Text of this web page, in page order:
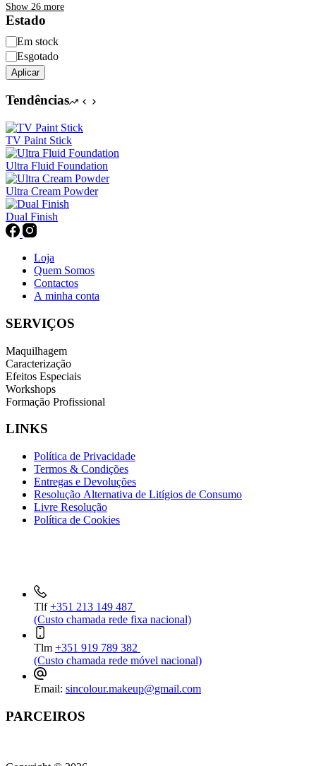
Show 26 more
Estado
Disponibilidade
Em stock
Esgotado
Aplicar
Tendências
TV Paint Stick
Ultra Fluid Foundation
Ultra Cream Powder
Dual Finish
Loja
Quem Somos
Contactos
A minha conta
SERVIÇOS
Maquilhagem
Caracterização
Efeitos Especiais
Workshops
Formação Profissional
LINKS
Política de Privacidade
Termos & Condições
Entregas e Devoluções
Resolução Alternativa de Litígios de Consumo
Livre Resolução
Política de Cookies
Tlf+351 213 149 487
(Custo chamada rede fixa nacional)
Tlm +351 919 789 382
(Custo chamada rede móvel nacional)
Email: sincolour.makeup@gmail.com
PARCEIROS